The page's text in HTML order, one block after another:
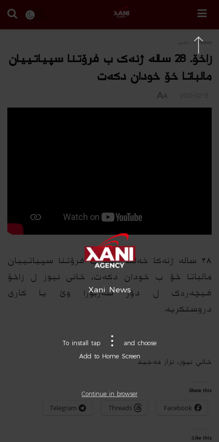
Home ناڤخۆ
زاخۆ.. 28 سالە ژنەک ب فرۆتنا سپیاتییان
مالباتا خۆ خودان دکەت
A
A
٢٨ سالە ژنەکا خەلکا زاخۆ ب فرۆتنا سپیاتییان
مالباتا خۆ ب خودان دکەت، خانى نیوز ل زاخۆ
فیچەرەک ل دۆر سەربۆرا وێ یا کارى
دروستکریە.
خانى نیوز، نزار مەجید
Share this:
Facebook
Threads
Telegram
Like this:
Xani News
To install tap
and choose
Add to Home Screen
Continue in browser